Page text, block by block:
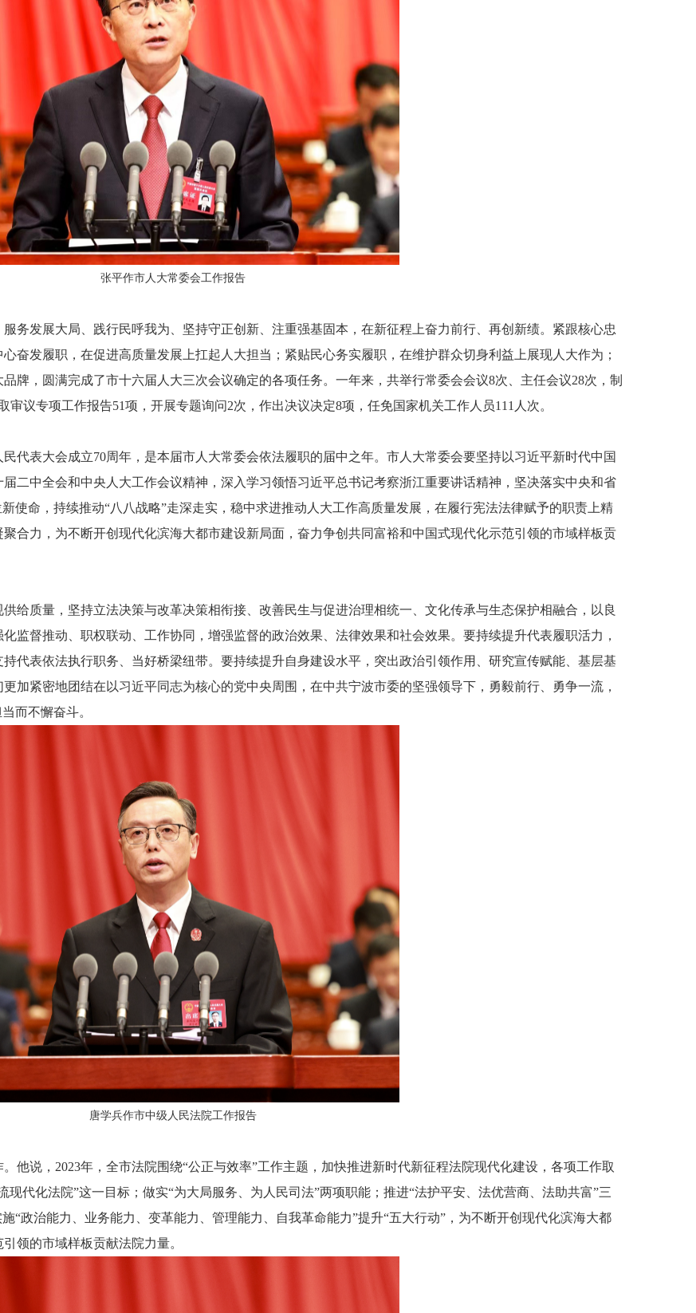
张平作市人大常委会工作报告
务发展大局、践行民呼我为、坚持守正创新、注重强基固本，在新征程上奋力前行、再创新绩。紧跟核心忠
奋发履职，在促进高质量发展上扛起人大担当；紧贴民心务实履职，在维护群众切身利益上展现人大作为；
牌，圆满完成了市十六届人大三次会议确定的各项任务。一年来，共举行常委会会议8次、主任会议28次，制
议专项工作报告51项，开展专题询问2次，作出决议决定8项，任免国家机关工作人员111人次。
代表大会成立70周年，是本届市人大常委会依法履职的届中之年。市人大常委会要坚持以习近平新时代中国
二中全会和中央人大工作会议精神，深入学习领悟习近平总书记考察浙江重要讲话精神，坚决落实中央和省
使命，持续推动“八八战略”走深走实，稳中求进推动人大工作高质量发展，在履行宪法法律赋予的职责上精
合力，为不断开创现代化滨海大都市建设新局面，奋力争创共同富裕和中国式现代化示范引领的市域样板贡
给质量，坚持立法决策与改革决策相衔接、改善民生与促进治理相统一、文化传承与生态保护相融合，以良
监督推动、职权联动、工作协同，增强监督的政治效果、法律效果和社会效果。要持续提升代表履职活力，
代表依法执行职务、当好桥梁纽带。要持续提升自身建设水平，突出政治引领作用、研究宣传赋能、基层基
加紧密地团结在以习近平同志为核心的党中央周围，在中共宁波市委的坚强领导下，勇毅前行、勇争一流，
当而不懈奋斗。
唐学兵作市中级人民法院工作报告
他说，2023年，全市法院围绕“公正与效率”工作主题，加快推进新时代新征程法院现代化建设，各项工作取
代化法院”这一目标；做实“为大局服务、为人民司法”两项职能；推进“法护平安、法优营商、法助共富”三
“政治能力、业务能力、变革能力、管理能力、自我革命能力”提升“五大行动”，为不断开创现代化滨海大都
领的市域样板贡献法院力量。